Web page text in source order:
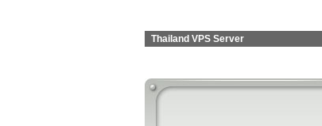
Thailand VPS Server